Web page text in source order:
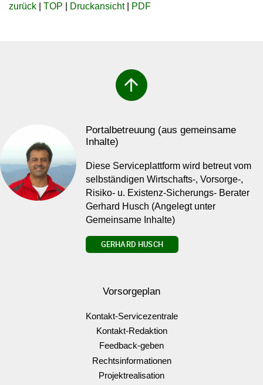
zurück TOP Druckansicht| PDF
arrow_upward
Portalbetreuung (aus gemeinsame
Inhalte)
Diese Serviceplattform wird betreut vom
selbständigen Wirtschafts-, Vorsorge-,
Risiko- u. Existenz-Sicherungs- Berater
Gerhard Husch (Angelegt unter
Gemeinsame Inhalte)
GERHARD HUSCH
Vorsorgeplan
Kontakt-Servicezentrale
Kontakt-Redaktion
Feedback-geben
Rechtsinformationen
Projektrealisation